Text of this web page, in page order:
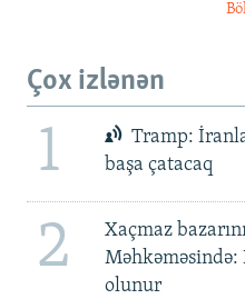
Çox izlənən
1
Tramp:
başa çatacaq
2
Xaçmaz
Məhkəməsində:
olunur